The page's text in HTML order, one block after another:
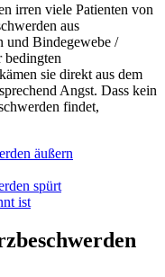
irren viele Patienten von
aus
und Bindegewebe /
bedingten
sie direkt aus dem
Angst. Dass kein
findet,
äußern
spürt
ist